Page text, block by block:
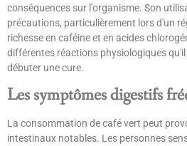
conséquences sur l'organisme. Son
précautions, particulièrement lors d'un
richesse en caféine et en acides
différentes réactions physiologiques
débuter une cure.
Les symptômes digestifs
La consommation de café vert peut
intestinaux notables. Les personnes